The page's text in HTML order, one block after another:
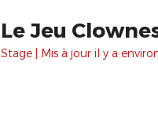
Le Jeu
Stage | Mis à jour il y a